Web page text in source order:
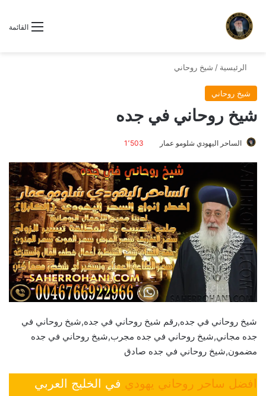
القائمة
الرئيسية / شيخ روحاني
شيخ روحاني
شيخ روحاني في جده
الساحر اليهودي شلومو عمار 1٬503
شيخ روحاني في جده,رقم شيخ روحاني في جده,شيخ روحاني في
جده مجاني,شيخ روحاني في جده مجرب,شيخ روحاني في جده
مضمون,شيخ روحاني في جده صادق
افضل ساحر روحاني يهودي في الخليج العربي